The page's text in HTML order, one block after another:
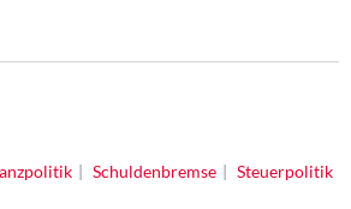
Schuldenbremse Steuerpolitik